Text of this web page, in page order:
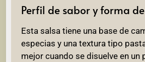
Perfil de sabor y forma
Esta salsa tiene una base de
especias y una textura tipo
mejor cuando se disuelve en un